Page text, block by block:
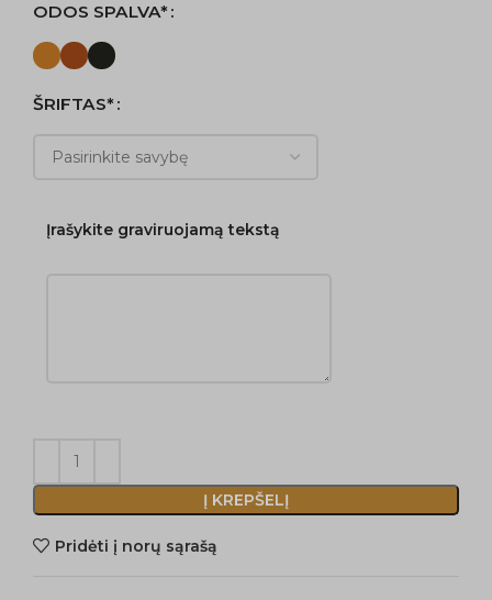
ODOS SPALVA*
ŠRIFTAS*
Įrašykite graviruojamą tekstą
Į KREPŠELĮ
Pridėti į norų sąrašą